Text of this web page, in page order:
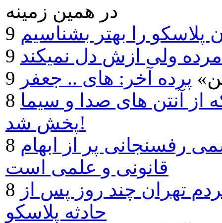
در همين زمينه
را بهتر بشناسیم
ولی ازش دل نمیکند
آنتن های صدا و سیما
پخش شد!
رفسنجانی پر از ابهام
قانونی و علمی است
تهران چند روز پس از
حادثه پلاسكو